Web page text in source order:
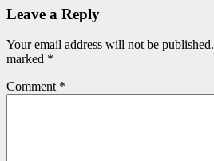
Leave a Reply
Your email address will not be published.
marked *
Comment *